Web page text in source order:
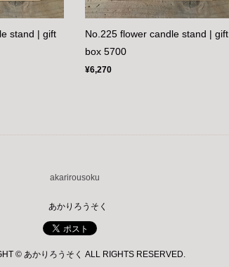
stand | gift
No.225 flower candle stand | gift
box 5700
¥6,270
akarirousoku
あかりろうそく
© あかりろうそく ALL RIGHTS RESERVED.